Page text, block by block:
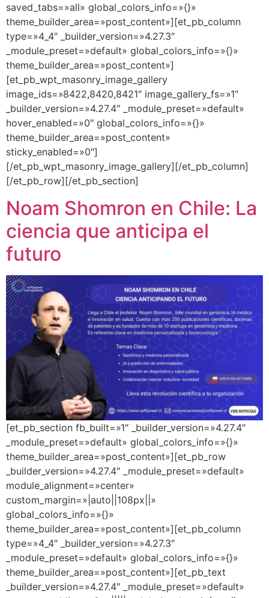
saved_tabs=»all» global_colors_info=»{}»
theme_builder_area=»post_content»][et_pb_column
type=»4_4″ _builder_version=»4.27.3″
_module_preset=»default» global_colors_info=»{}»
theme_builder_area=»post_content»]
[et_pb_wpt_masonry_image_gallery
image_ids=»8422,8420,8421″ image_gallery_fs=»1″
_builder_version=»4.27.4″ _module_preset=»default»
hover_enabled=»0″ global_colors_info=»{}»
theme_builder_area=»post_content»
sticky_enabled=»0″]
[/et_pb_wpt_masonry_image_gallery][/et_pb_column]
[/et_pb_row][/et_pb_section]
Noam Shomron en Chile: La
ciencia que anticipa el
futuro
[et_pb_section fb_built=»1″ _builder_version=»4.27.4″
_module_preset=»default» global_colors_info=»{}»
theme_builder_area=»post_content»][et_pb_row
_builder_version=»4.27.4″ _module_preset=»default»
module_alignment=»center»
custom_margin=»|auto||108px||»
global_colors_info=»{}»
theme_builder_area=»post_content»][et_pb_column
type=»4_4″ _builder_version=»4.27.3″
_module_preset=»default» global_colors_info=»{}»
theme_builder_area=»post_content»][et_pb_text
_builder_version=»4.27.4″ _module_preset=»default»